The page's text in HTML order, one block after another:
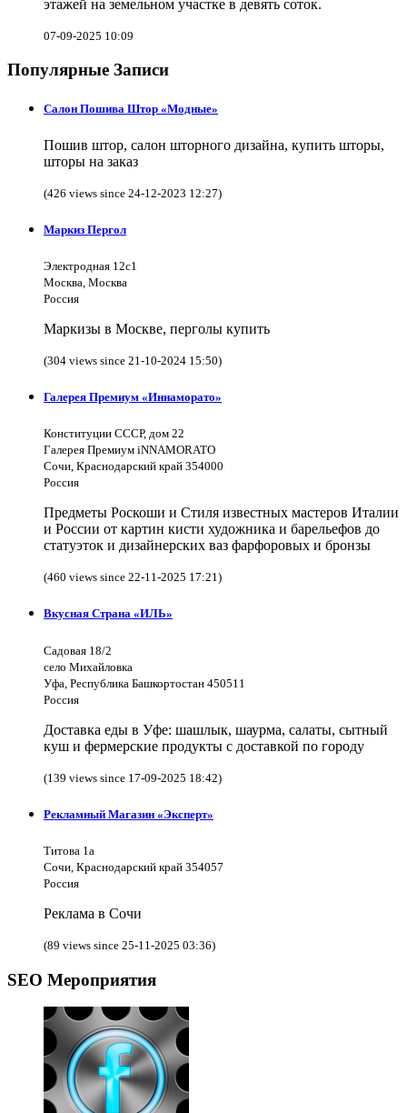
этажей на земельном участке в девять соток.
07-09-2025 10:09
Популярные Записи
Салон Пошива Штор «Модные»
Пошив штор, салон шторного дизайна, купить шторы,
шторы на заказ
(426 views since 24-12-2023 12:27)
Маркиз Пергол
Электродная 12с1
Москва, Москва
Россия
Маркизы в Москве, перголы купить
(304 views since 21-10-2024 15:50)
Галерея Премиум «Иннаморато»
Конституции СССР, дом 22
Галерея Премиум iNNAMORATO
Сочи, Краснодарский край 354000
Россия
Предметы Роскоши и Стиля известных мастеров Италии
и России от картин кисти художника и барельефов до
статуэток и дизайнерских ваз фарфоровых и бронзы
(460 views since 22-11-2025 17:21)
Вкусная Страна «ИЛЬ»
Садовая 18/2
село Михайловка
Уфа, Республика Башкортостан 450511
Россия
Доставка еды в Уфе: шашлык, шаурма, салаты, сытный
куш и фермерские продукты с доставкой по городу
(139 views since 17-09-2025 18:42)
Рекламный Магазин «Эксперт»
Титова 1а
Сочи, Краснодарский край 354057
Россия
Реклама в Сочи
(89 views since 25-11-2025 03:36)
SEO Мероприятия